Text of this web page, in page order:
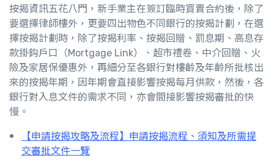
按揭資訊五花八門，新手業主在簽訂臨時買賣合約後，除了
要選擇律師樓外，更要四出物色不同銀行的按揭計劃，在選
擇按揭計劃時，除了按揭利率、按揭回贈、罰息期、高息存
款掛鈎戶口（Mortgage Link）、超市禮卷、中介回贈、火
險及家居保優惠外，再細分至各銀行對樓齡及年齡所批核出
來的按揭年期，因年期會直接影響按揭每月供款，然後，各
銀行對入息文件的需求不同，亦會間接影響按揭審批的快
慢。
【申請按揭攻略及流程】申請按揭流程、須知及所需提
交審批文件一覽